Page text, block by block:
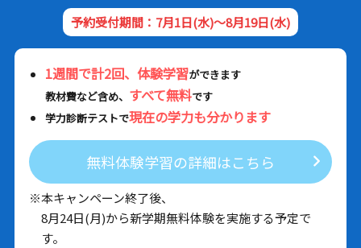
予約受付期間：7月1日(水)～8月19日(水)
1週間で計2回、体験学習ができます
教材費など含め、 すべて無料です
学力診断テストで現在の学力も分かります
無料体験学習の詳細はこちら
※本キャンペーン終了後、
8月24日(月)から新学期無料体験を実施する予定で
す。